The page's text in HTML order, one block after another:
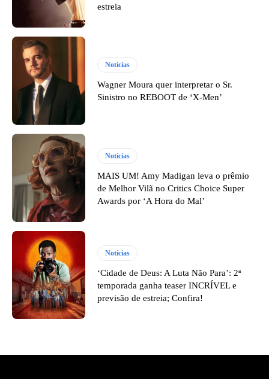
estreia
Notícias
Wagner Moura quer interpretar o Sr.
Sinistro no REBOOT de ‘X-Men’
Notícias
MAIS UM! Amy Madigan leva o prêmio
de Melhor Vilã no Critics Choice Super
Awards por ‘A Hora do Mal’
Notícias
‘Cidade de Deus: A Luta Não Para’: 2ª
temporada ganha teaser INCRÍVEL e
previsão de estreia; Confira!